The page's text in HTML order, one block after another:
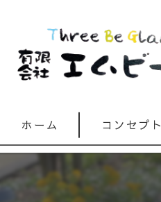
ホーム コンセプト